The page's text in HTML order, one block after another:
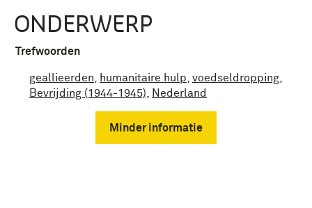
ONDERWERP
Trefwoorden
geallieerden humanitaire hulp voedseldropping
Bevrijding (1944-1945)
Nederland
Minder informatie